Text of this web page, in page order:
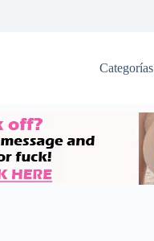
Categorías